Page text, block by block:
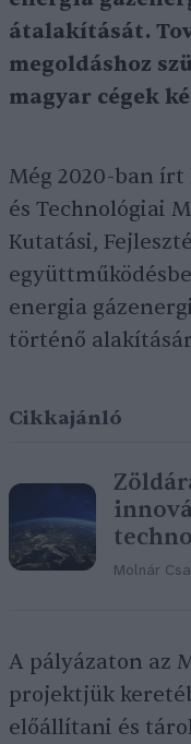
átalakítását.
megoldáshoz
magyar cégek
Még 2020-ban
és Technológiai
Kutatási,
energia
történő
Cikkajánló
Molnár
A pályázaton az
projektjük
előállítani és